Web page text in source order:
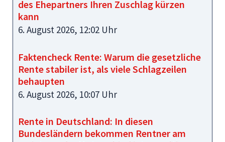
des Ehepartners Ihren Zuschlag kürzen
kann
6. August 2026, 12:02 Uhr
Faktencheck Rente: Warum die gesetzliche
Rente stabiler ist, als viele Schlagzeilen
behaupten
6. August 2026, 10:07 Uhr
Rente in Deutschland: In diesen
Bundesländern bekommen Rentner am